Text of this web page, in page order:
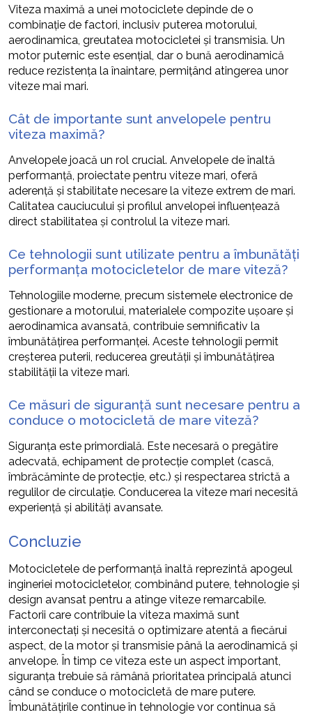
Viteza maximă a unei motociclete depinde de o
combinație de factori, inclusiv puterea motorului,
aerodinamica, greutatea motocicletei și transmisia. Un
motor puternic este esențial, dar o bună aerodinamică
reduce rezistența la înaintare, permițând atingerea unor
viteze mai mari.
Cât de importante sunt anvelopele pentru
viteza maximă?
Anvelopele joacă un rol crucial. Anvelopele de înaltă
performanță, proiectate pentru viteze mari, oferă
aderență și stabilitate necesare la viteze extrem de mari.
Calitatea cauciucului și profilul anvelopei influențează
direct stabilitatea și controlul la viteze mari.
Ce tehnologii sunt utilizate pentru a îmbunătăți
performanța motocicletelor de mare viteză?
Tehnologiile moderne, precum sistemele electronice de
gestionare a motorului, materialele compozite ușoare și
aerodinamica avansată, contribuie semnificativ la
îmbunătățirea performanței. Aceste tehnologii permit
creșterea puterii, reducerea greutății și îmbunătățirea
stabilității la viteze mari.
Ce măsuri de siguranță sunt necesare pentru a
conduce o motocicletă de mare viteză?
Siguranța este primordială. Este necesară o pregătire
adecvată, echipament de protecție complet (cască,
îmbrăcăminte de protecție, etc.) și respectarea strictă a
regulilor de circulație. Conducerea la viteze mari necesită
experiență și abilități avansate.
Concluzie
Motocicletele de performanță înaltă reprezintă apogeul
ingineriei motocicletelor, combinând putere, tehnologie și
design avansat pentru a atinge viteze remarcabile.
Factorii care contribuie la viteza maximă sunt
interconectați și necesită o optimizare atentă a fiecărui
aspect, de la motor și transmisie până la aerodinamică și
anvelope. În timp ce viteza este un aspect important,
siguranța trebuie să rămână prioritatea principală atunci
când se conduce o motocicletă de mare putere.
Îmbunătățirile continue în tehnologie vor continua să